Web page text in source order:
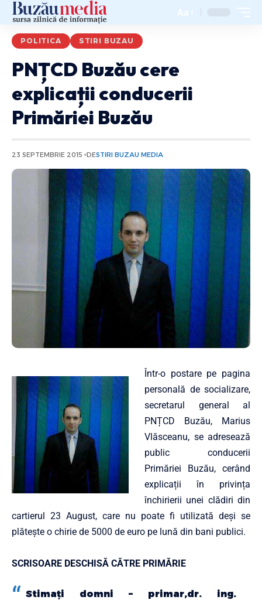
Aa
POLITICA STIRI BUZAU
PNȚCD Buzău cere
explicații conducerii
Primăriei Buzău
23 SEPTEMBRIE 2015 DESTIRI BUZAU MEDIA
Într-o postare pe pagina
personală de socializare,
secretarul general al
PNȚCD Buzău, Marius
Vlăsceanu, se adresează
public conducerii
Primăriei Buzău, cerând
explicații în privința
închirierii unei clădiri din
cartierul 23 August, care nu poate fi utilizată deși se
plătește o chirie de 5000 de euro pe lună din bani publici.
SCRISOARE DESCHISĂ CĂTRE PRIMĂRIE
Stimați domni – primar,dr. ing.